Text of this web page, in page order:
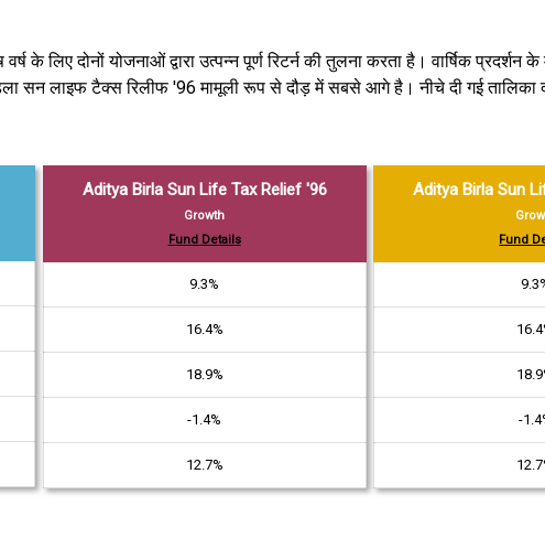
के लिए दोनों योजनाओं द्वारा उत्पन्न पूर्ण रिटर्न की तुलना करता है। वार्षिक प्रदर्शन
सन लाइफ टैक्स रिलीफ '96 मामूली रूप से दौड़ में सबसे आगे है। नीचे दी गई तालिका
Aditya Birla Sun Life Tax Relief '96
Growth
Fund Details
9.3%
16.4%
18.9%
-1.4%
12.7%
Aditya Birla Sun
Fund
-